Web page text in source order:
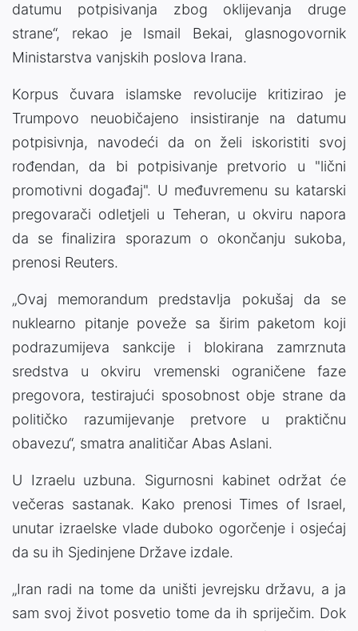
datumu potpisivanja zbog oklijevanja druge
strane“, rekao je Ismail Bekai, glasnogovornik
Ministarstva vanjskih poslova Irana.
Korpus čuvara islamske revolucije kritizirao je
Trumpovo neuobičajeno insistiranje na datumu
potpisivnja, navodeći da on želi iskoristiti svoj
rođendan, da bi potpisivanje pretvorio u "lični
promotivni događaj". U međuvremenu su katarski
pregovarači odletjeli u Teheran, u okviru napora
da se finalizira sporazum o okončanju sukoba,
prenosi Reuters.
„Ovaj memorandum predstavlja pokušaj da se
nuklearno pitanje poveže sa širim paketom koji
podrazumijeva sankcije i blokirana zamrznuta
sredstva u okviru vremenski ograničene faze
pregovora, testirajući sposobnost obje strane da
političko razumijevanje pretvore u praktičnu
obavezu“, smatra analitičar Abas Aslani.
U Izraelu uzbuna. Sigurnosni kabinet održat će
večeras sastanak. Kako prenosi Times of Israel,
unutar izraelske vlade duboko ogorčenje i osjećaj
da su ih Sjedinjene Države izdale.
„Iran radi na tome da uništi jevrejsku državu, a ja
sam svoj život posvetio tome da ih spriječim. Dok